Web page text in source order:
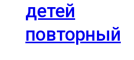
детей
повторный